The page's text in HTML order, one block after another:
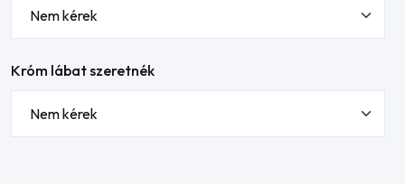
Króm lábat szeretnék